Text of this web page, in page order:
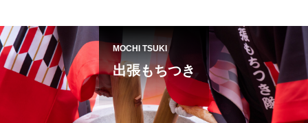
MOCHI TSUKI
出張もちつき